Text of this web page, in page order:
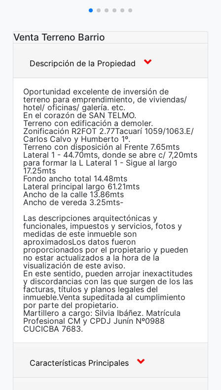
Venta Terreno Barrio
Descripción de la Propiedad
Oportunidad excelente de inversión de
terreno para emprendimiento, de viviendas/
hotel/ oficinas/ galería. etc.
En el corazón de SAN TELMO.
Terreno con edificación a demoler.
Zonificación R2FOT 2.77Tacuarí 1059/1063.E/
Carlos Calvo y Humberto 1º.
Terreno con disposición al Frente 7.65mts
Lateral 1 - 44.70mts, donde se abre c/ 7,20mts
para formar la L Lateral 1 - Sigue al largo
17.25mts
Fondo ancho total 14.48mts
Lateral principal largo 61.21mts
Ancho de la calle 13.86mts
Ancho de vereda 3.25mts-
Las descripciones arquitectónicas y
funcionales, impuestos y servicios, fotos y
medidas de este inmueble son
aproximadosLos datos fueron
proporcionados por el propietario y pueden
no estar actualizados a la hora de la
visualización de este aviso.
En este sentido, pueden arrojar inexactitudes
y discordancias con las que surgen de los las
facturas, títulos y planos legales del
inmueble.Venta supeditada al cumplimiento
por parte del propietario.
Martillero a cargo: Silvia Ibáñez. Matrícula
Profesional CM y CPDJ Junín Nº0988
CUCICBA 7683.
Características Principales